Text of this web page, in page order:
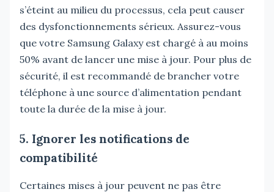
s’éteint au milieu du processus, cela peut causer
des dysfonctionnements sérieux. Assurez-vous
que votre Samsung Galaxy est chargé à au moins
50% avant de lancer une mise à jour. Pour plus de
sécurité, il est recommandé de brancher votre
téléphone à une source d’alimentation pendant
toute la durée de la mise à jour.
5. Ignorer les notifications de
compatibilité
Certaines mises à jour peuvent ne pas être